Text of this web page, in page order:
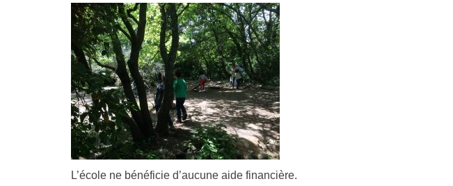
L’école ne bénéficie d’aucune aide financière.